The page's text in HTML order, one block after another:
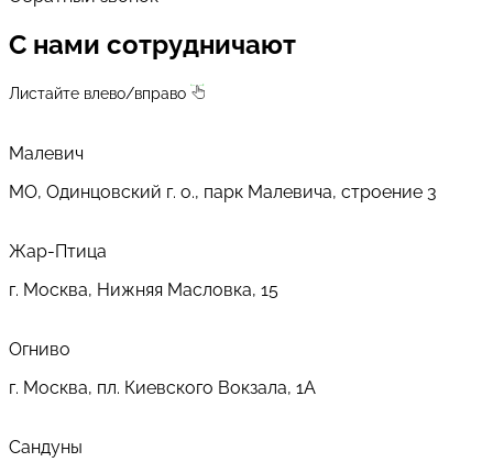
С нами сотрудничают
Листайте влево/вправо
Малевич
МО, Одинцовский г. о., парк Малевича, строение 3
Жар-Птица
г. Москва, Нижняя Масловка, 15
Огниво
г. Москва, пл. Киевского Вокзала, 1А
Сандуны